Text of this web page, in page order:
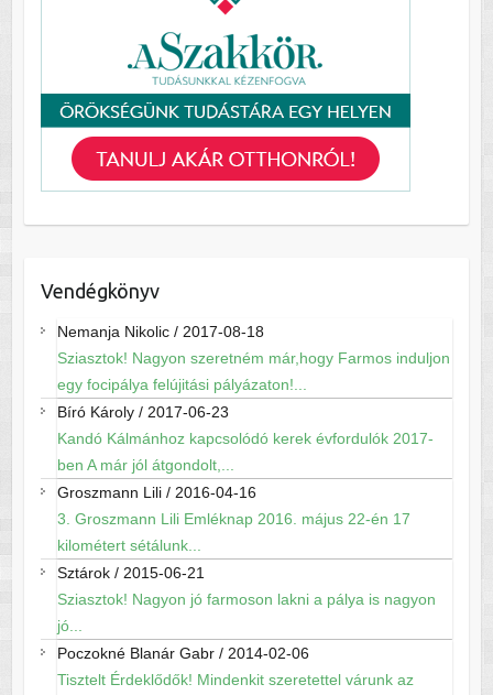
Vendégkönyv
Nemanja Nikolic/ 2017-08-18
Sziasztok! Nagyon szeretném már,hogy Farmos induljon
egy focipálya felújitási pályázaton!...
Bíró Károly/ 2017-06-23
Kandó Kálmánhoz kapcsolódó kerek évfordulók 2017-
ben A már jól átgondolt,...
Groszmann Lili/ 2016-04-16
3. Groszmann Lili Emléknap 2016. május 22-én 17
kilométert sétálunk...
Sztárok/ 2015-06-21
Sziasztok! Nagyon jó farmoson lakni a pálya is nagyon
jó...
Poczokné Blanár Gabr/ 2014-02-06
Tisztelt Érdeklődők! Mindenkit szeretettel várunk az